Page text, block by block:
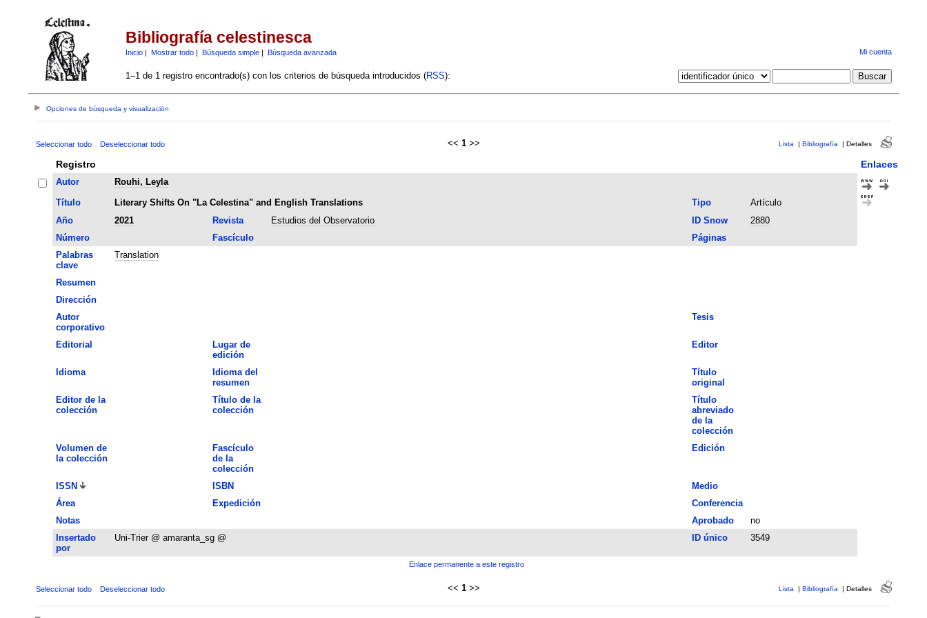
Bibliografía celestinesca
Inicio| Mostrar todo| Búsqueda simple| Búsqueda avanzada Mi cuenta
1–1 de 1 registro encontrado(s) con los criterios de búsqueda introducidos (RSS):
Opciones de búsqueda y visualización
Seleccionar todo Deseleccionar todo << 1 >> Lista | Bibliografía | Detalles
Registro Enlaces
Autor
Rouhi, Leyla
Título
Literary Shifts On "La Celestina" and English Translations Tipo
Artículo
Año
2021 Revista Estudios del Observatorio ID Snow
2880
Número
Fascículo
Páginas
Palabras
clave
Translation
Resumen
Dirección
Autor
corporativo
Tesis
Editorial
Lugar de
edición
Editor
Idioma
Idioma del
resumen
Título
original
Editor de la
colección
Título de la
colección
Título
abreviado
de la
colección
Volumen de
la colección
Fascículo
de la
colección
Edición
ISSN ISBN
Medio
Área
Expedición
Conferencia
Notas
Aprobado
no
Insertado
por
Uni-Trier @ amaranta_sg @ ID único 3549
Enlace permanente a este registro
Seleccionar todo Deseleccionar todo << 1 >> Lista | Bibliografía | Detalles